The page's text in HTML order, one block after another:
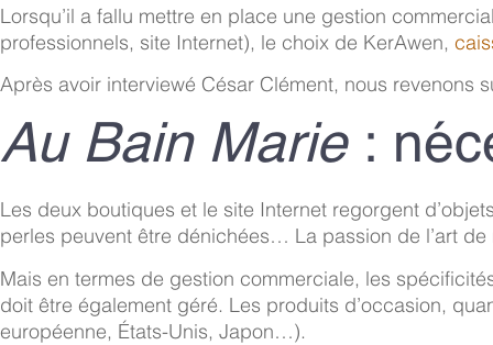
Lorsqu’il a fallu mettre en place une gestion
professionnels, site Internet), le choix de KerAwen,
Après avoir interviewé César Clément, nous revenons
Au Bain Marie:
Les deux boutiques et le site Internet regorgent
perles peuvent être dénichées… La passion de l’art
Mais en termes de gestion commerciale, les
doit être également géré. Les produits d’occasion,
européenne, États-Unis, Japon…).